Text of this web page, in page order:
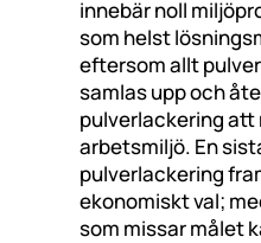
innebär noll
som helst
eftersom allt
samlas upp och
pulverlackering att
arbetsmiljö. En
pulverlackering
ekonomiskt val;
som missar målet